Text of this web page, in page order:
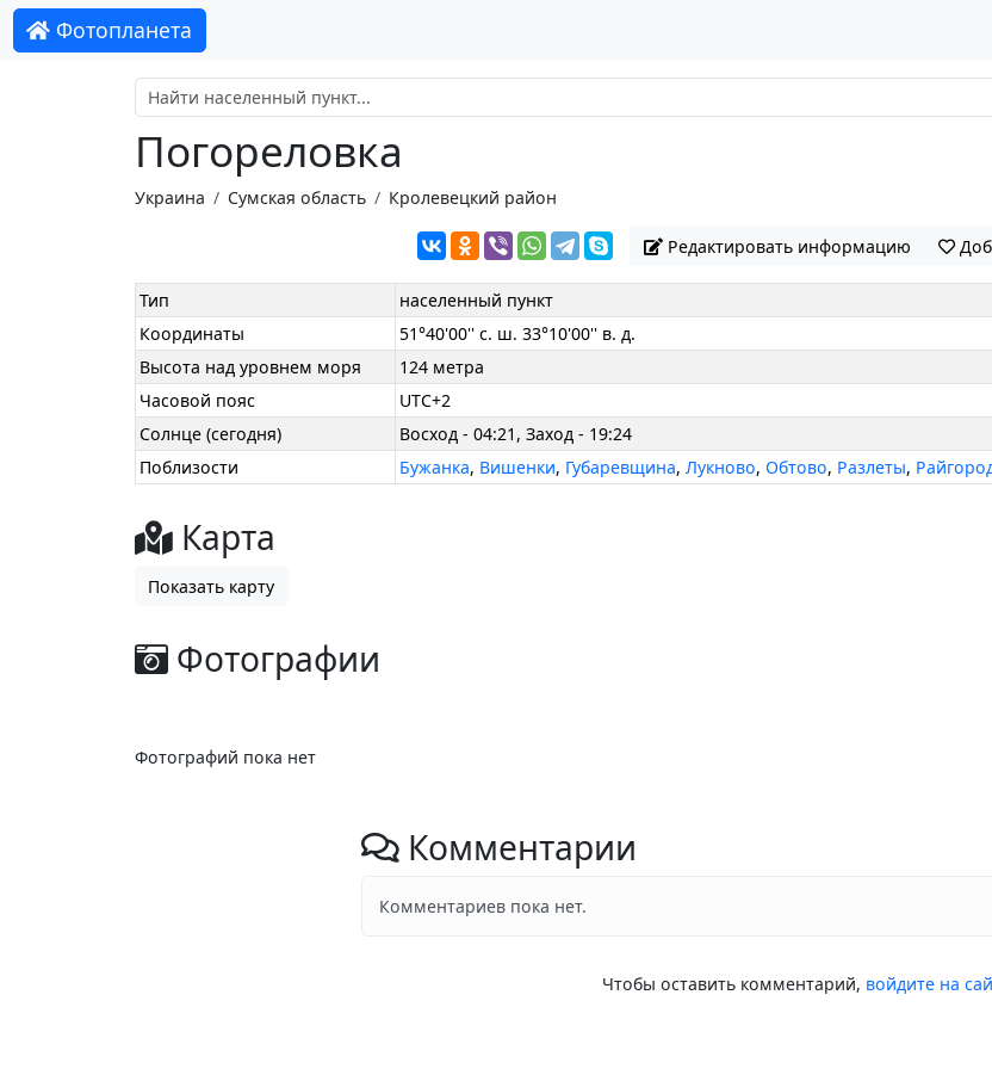
Фотопланета
Погореловка
Украина Сумская область Кролевецкий район
Редактировать информацию
Тип
населенный пункт
Координаты
51°40'00'' с. ш. 33°10'00'' в. д.
Высота над уровнем моря
124 метра
Часовой пояс
UTC+2
Солнце (сегодня)
Восход - 04:21, Заход - 19:24
Поблизости
Бужанка, Вишенки, Губаревщина,Лукново,Обтово, Разлеты,
Карта
Показать карту
Фотографии
Фотографий пока нет
Комментарии
Комментариев пока нет.
Чтобы оставить комментарий, войдите на